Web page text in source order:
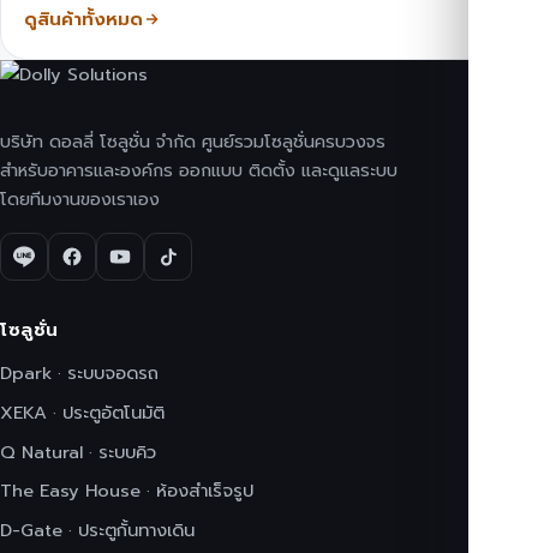
ดูสินค้าทั้งหมด
บริษัท ดอลลี่ โซลูชั่น จำกัด ศูนย์รวมโซลูชั่นครบวงจร
สำหรับอาคารและองค์กร ออกแบบ ติดตั้ง และดูแลระบบ
โดยทีมงานของเราเอง
โซลูชั่น
Dpark · ระบบจอดรถ
XEKA · ประตูอัตโนมัติ
Q Natural · ระบบคิว
The Easy House · ห้องสำเร็จรูป
D-Gate · ประตูกั้นทางเดิน